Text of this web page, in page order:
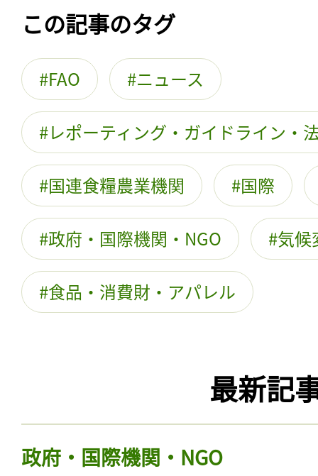
この記事のタグ
FAO ニュース
レポーティング・ガイドライン・
国連食糧農業機関 国際
政府・国際機関・NGO 気候
食品・消費財・アパレル
最新記
政府・国際機関・NGO